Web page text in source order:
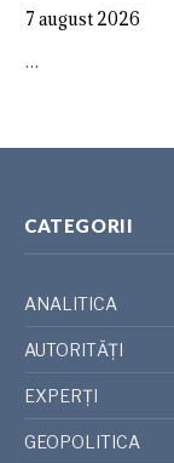
7 august 2026
…
CATEGORII
ANALITICA
AUTORITĂȚI
EXPERȚI
GEOPOLITICA